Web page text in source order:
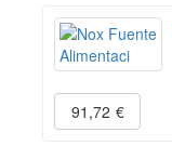
91,72 €